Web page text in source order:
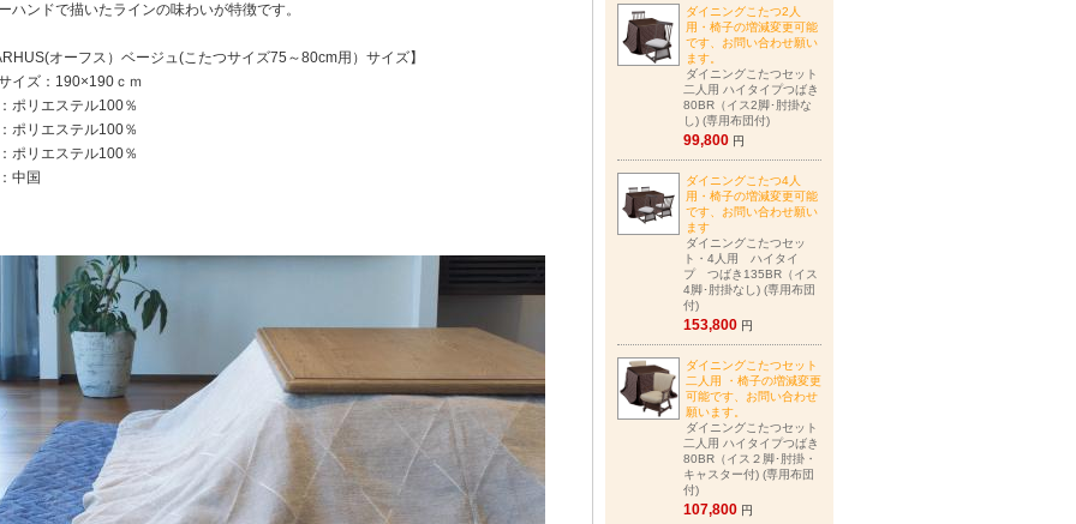
ハンドで描いたラインの味わいが特徴です。
オーフス）ベージュ(こたつサイズ75～80cm用）サイズ】
イズ：190×190ｃｍ
ポリエステル100％
ポリエステル100％
ポリエステル100％
中国
ダイニングこたつ2人
用・椅子の増減変更可能
です、お問い合わせ願い
ます。
ダイニングこたつセット
二人用 ハイタイプつばき
80BR（イス2脚･肘掛な
し) (専用布団付)
99,800 円
ダイニングこたつ4人
用・椅子の増減変更可能
です、お問い合わせ願い
ます
ダイニングこたつセッ
ト・4人用 ハイタイ
プ つばき135BR（イス
4脚･肘掛なし) (専用布団
付)
153,800 円
ダイニングこたつセット
二人用 ・椅子の増減変更
可能です、お問い合わせ
願います。
ダイニングこたつセット
二人用 ハイタイプつばき
80BR（イス２脚･肘掛・
キャスター付) (専用布団
付)
107,800 円